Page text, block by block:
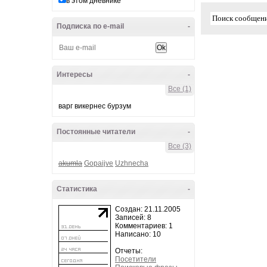
-
Подписка по e-mail
-
Интересы
Все (1)
варг викернес бурзум
-
Постоянные читатели
Все (3)
akumla Gopaijve Uzhnecha
-
Статистика
Создан: 21.11.2005
Записей: 8
Комментариев: 1
Написано: 10
Отчеты:
Посетители